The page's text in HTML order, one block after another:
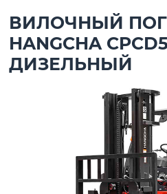
ВИЛОЧНЫЙ
HANGCHA
ДИЗЕЛЬНЫЙ